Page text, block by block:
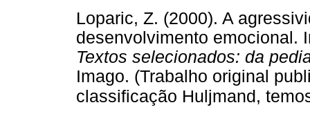
Loparic, Z. (2000). A
desenvolvimento emocional.
Textos selecionados: da
Imago. (Trabalho original
classificação Huljmand,